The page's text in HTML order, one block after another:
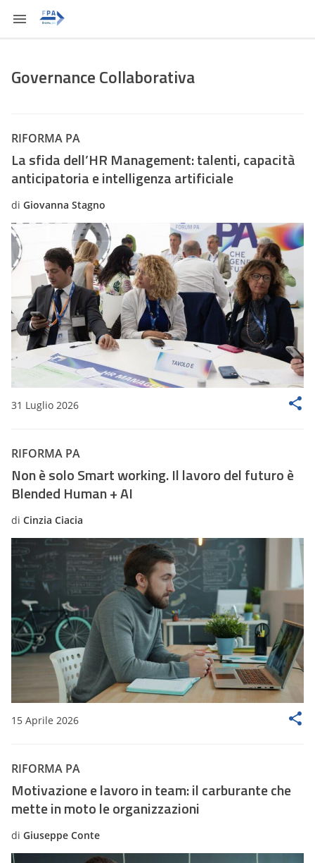
Governance Collaborativa
RIFORMA PA
La sfida dell’HR Management: talenti, capacità
anticipatoria e intelligenza artificiale
di Giovanna Stagno
31 Luglio 2026
RIFORMA PA
Non è solo Smart working. Il lavoro del futuro è
Blended Human + AI
di Cinzia Ciacia
15 Aprile 2026
RIFORMA PA
Motivazione e lavoro in team: il carburante che
mette in moto le organizzazioni
di Giuseppe Conte